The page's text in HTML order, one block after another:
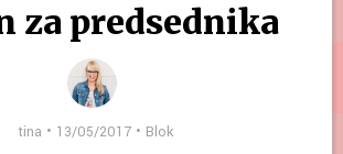
STRIP
TRIP
BLOK
za predsednika
tina • 13/05/2017 • Blok